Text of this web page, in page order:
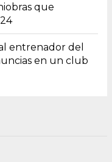
que
entrenador del
en un club